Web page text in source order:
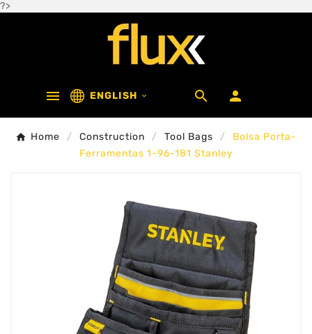
?>
 ENGLISH   
Home Construction Tool Bags
Bolsa Porta-
Ferramentas 1-96-181 Stanley